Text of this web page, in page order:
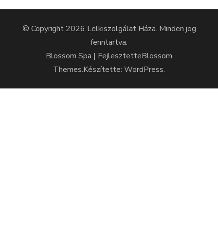
© Copyright 2026 Lelkiszolgálat Háza. Minden jog
fenntartva.
Blossom Spa | FejlesztetteBlossom
Themes.Készítette: WordPress.